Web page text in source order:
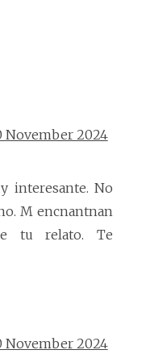
November 2024
interesante. No
M encnantnan
tu relato. Te
November 2024